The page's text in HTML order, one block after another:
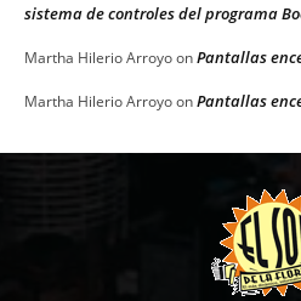
sistema de controles del programa
Martha Hilerio ArroyoonPantallas
Martha Hilerio ArroyoonPantallas